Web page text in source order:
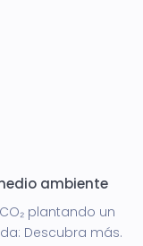
ambiente
plantando un
Descubra más.